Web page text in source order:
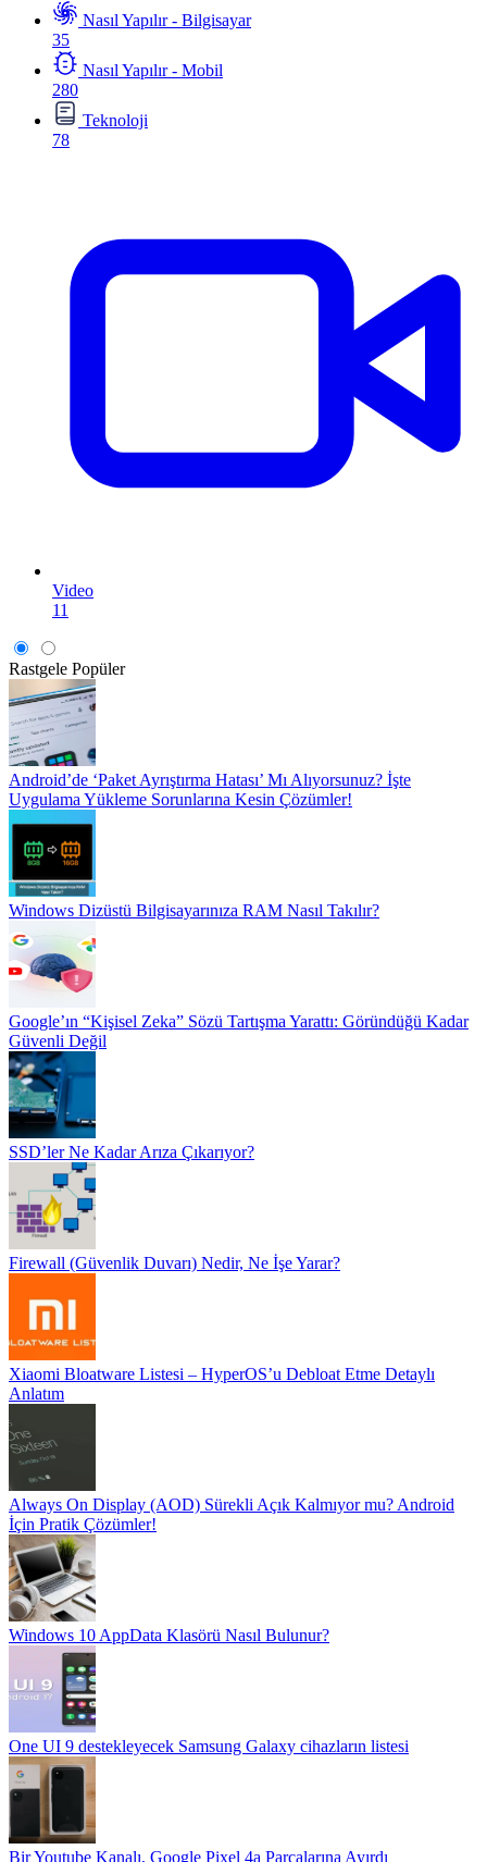
Nasıl Yapılır - Bilgisayar
35
Nasıl Yapılır - Mobil
280
Teknoloji
78
Video
11
Rastgele Popüler
Android’de ‘Paket Ayrıştırma Hatası’ Mı Alıyorsunuz? İşte
Uygulama Yükleme Sorunlarına Kesin Çözümler!
Windows Dizüstü Bilgisayarınıza RAM Nasıl Takılır?
Google’ın “Kişisel Zeka” Sözü Tartışma Yarattı: Göründüğü Kadar
Güvenli Değil
SSD’ler Ne Kadar Arıza Çıkarıyor?
Firewall (Güvenlik Duvarı) Nedir, Ne İşe Yarar?
Xiaomi Bloatware Listesi – HyperOS’u Debloat Etme Detaylı
Anlatım
Always On Display (AOD) Sürekli Açık Kalmıyor mu? Android
İçin Pratik Çözümler!
Windows 10 AppData Klasörü Nasıl Bulunur?
One UI 9 destekleyecek Samsung Galaxy cihazların listesi
Bir Youtube Kanalı, Google Pixel 4a Parçalarına Ayırdı